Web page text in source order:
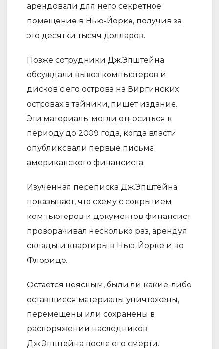
арендовали для него секретное
помещение в Нью-Йорке, получив за
это десятки тысяч долларов.
Позже сотрудники Дж.Эпштейна
обсуждали вывоз компьютеров и
дисков с его острова на Виргинских
островах в тайники, пишет издание.
Эти материалы могли относиться к
периоду до 2009 года, когда власти
опубликовали первые письма
американского финансиста.
Изученная переписка Дж.Эпштейна
показывает, что схему с сокрытием
компьютеров и документов финансист
проворачивал несколько раз, арендуя
склады и квартиры в Нью-Йорке и во
Флориде.
Остается неясным, были ли какие-либо
оставшиеся материалы уничтожены,
перемещены или сохранены в
распоряжении наследников
Дж.Эпштейна после его смерти.